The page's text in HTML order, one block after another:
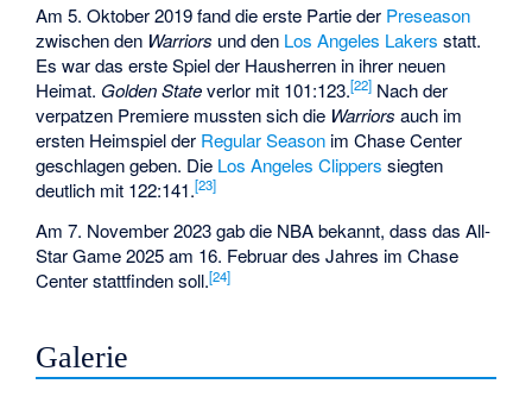
Am 5. Oktober 2019 fand die erste Partie der Preseason
zwischen den Warriors und den Los Angeles Lakers statt.
Es war das erste Spiel der Hausherren in ihrer neuen
Heimat. Golden Stateverlor mit 101:123.[22] Nach der
verpatzen Premiere mussten sich die Warriors auch im
ersten Heimspiel der Regular Season im Chase Center
geschlagen geben. Die Los Angeles Clippers siegten
deutlich mit 122:141.[23]
Am 7. November 2023 gab die NBA bekannt, dass dasAll-
Star Game 2025am 16. Februar des Jahres im Chase
Center stattfinden soll.[24]
Galerie